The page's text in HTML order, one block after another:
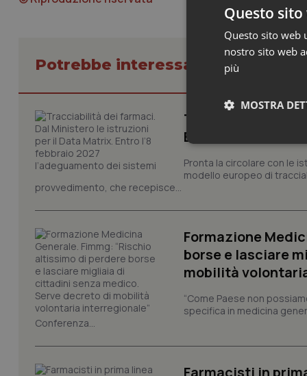
Potrebbe interessarti in Lavoro e
Tracciabilità dei
Entro l’8 febbraio
Pronta la circolare con le
modello europeo di
provvedimento, che recepisce...
Formazione
borse e lasciare
mobilità
“Come Paese non
specifica in medicina
Conferenza...
Farmacisti in
Questo
Questo sito web
nostro sito web
più
MOSTRA
I cookie necessari
e l'accesso alle aree
Nome